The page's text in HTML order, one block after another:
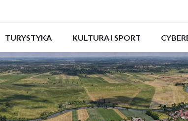
ROZWIŃ
TURYSTYKA
ROZWIŃ
KULTURA I SPORT